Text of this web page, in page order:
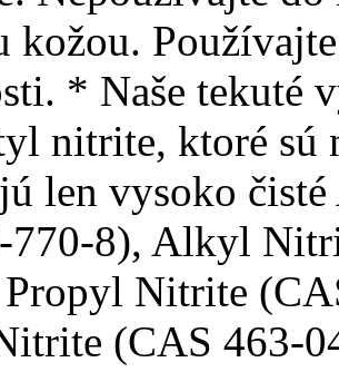
kožou.
* Naše tekuté
nitrite, ktoré sú
len vysoko
770-8), Alkyl
Nitrite
(CAS 463-